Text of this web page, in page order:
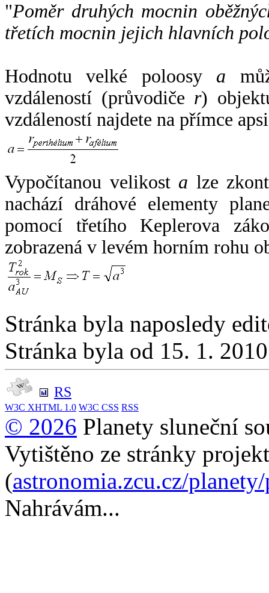
"Poměr druhých mocnin
třetích mocnin jejich hlavních
Hodnotu velké poloosy a
vzdáleností (průvodiče r)
vzdáleností najdete na přímce
Vypočítanou velikost a lze
nachází dráhové elementy
pomocí třetího Keplerova
zobrazená v levém horním rohu
Stránka byla naposledy
Stránka byla od 15. 1.
RS
W3C XHTML 1.0 W3C CSS RSS
© 2026 Planety sluneční
Vytištěno ze stránky
(astronomia.zcu.cz/
Nahrávám...